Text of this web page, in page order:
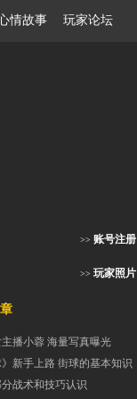
情故事 玩家论坛
>> 账号注册
>> 玩家照片
播小蓉 海量写真曝光
》新手上路 街球的基本知识
战术和技巧认识